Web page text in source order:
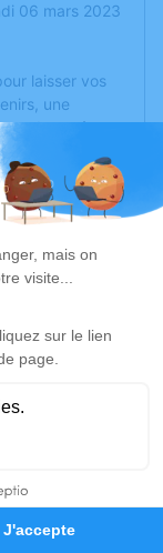
Hommages
06 mars 2023
laisser vos
une
des poèmes
dédié à
estdisponible
de-